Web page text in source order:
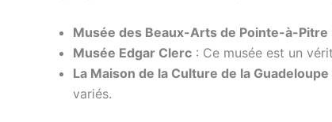
Musée des Beaux-Arts de Pointe-à-Pitre
Musée Edgar Clerc : Ce musée est un
La Maison de la Culture de la Guadeloupe
variés.